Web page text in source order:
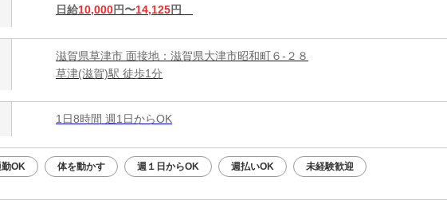
日給10,000円〜14,125円
滋賀県草津市 面接地：滋賀県大津市昭和町６-２８
草津(滋賀)駅 徒歩1分
1日8時間 週1日からOK
OK 体を動かす 週１日からOK 週払いOK 未経験歓迎